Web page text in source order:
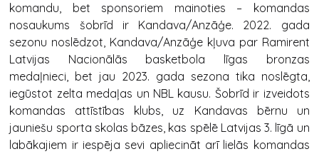
komandu, bet sponsoriem mainoties – komandas
nosaukums šobrīd ir Kandava/Anzāģe. 2022. gada
sezonu noslēdzot, Kandava/Anzāģe kļuva par Ramirent
Latvijas Nacionālās basketbola līgas bronzas
medaļnieci, bet jau 2023. gada sezona tika noslēgta,
iegūstot zelta medaļas un NBL kausu. Šobrīd ir izveidots
komandas attīstības klubs, uz Kandavas bērnu un
jauniešu sporta skolas bāzes, kas spēlē Latvijas 3. līgā un
labākajiem ir iespēja sevi apliecināt arī lielās komandas